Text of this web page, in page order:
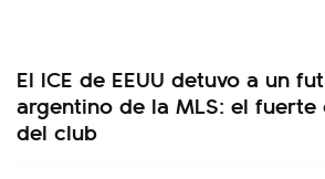
El ICE de EEUU detuvo a un
argentino de la MLS: el
del club